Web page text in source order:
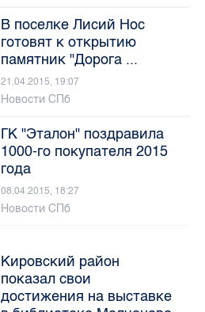
В поселке Лисий Нос
готовят к открытию
памятник "Дорога ...
21.04.2015, 19:07
Новости СПб
ГК "Эталон" поздравила
1000-го покупателя 2015
года
08.04.2015, 18:27
Новости СПб
Кировский район
показал свои
достижения на выставке